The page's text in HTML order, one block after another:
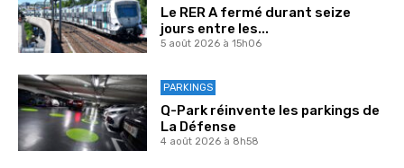
Le RER A fermé durant seize
jours entre les...
5 août 2026 à 15h06
PARKINGS
Q-Park réinvente les parkings de
La Défense
4 août 2026 à 8h58